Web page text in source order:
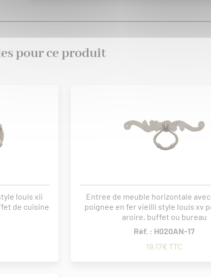
pour ce produit
louis xii
de cuisine
Entree de meuble horizontale
poignee en fer vieilli style louis xv
aroire, buffet ou bureau
Réf. : H020AN-17
19.17€ TTC